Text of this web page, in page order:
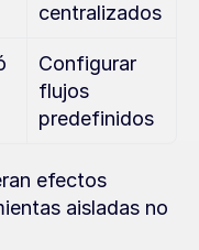
centralizados
Configurar
flujos
predefinidos
efectos
aisladas no